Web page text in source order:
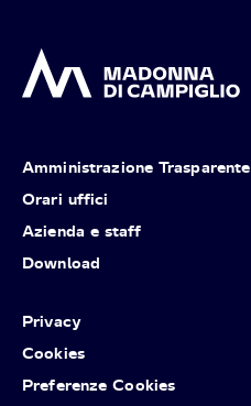
Amministrazione Trasparente
Orari uffici
Azienda e staff
Download
Privacy
Cookies
Preferenze Cookies